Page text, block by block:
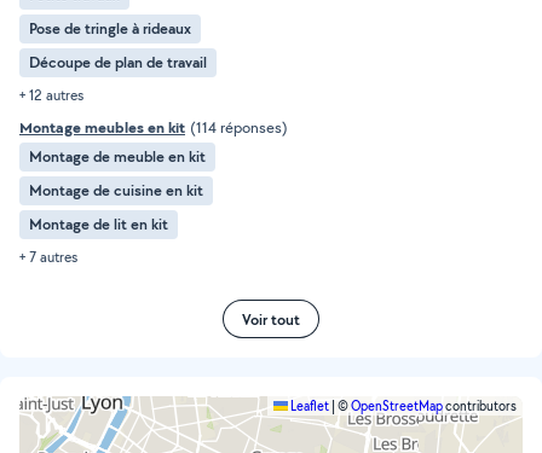
Pose de tringle à rideaux
Découpe de plan de travail
+ 12 autres
Montage meubles en kit (114 réponses)
Montage de meuble en kit
Montage de cuisine en kit
Montage de lit en kit
+ 7 autres
Voir tout
Leaflet ©OpenStreetMapcontributors